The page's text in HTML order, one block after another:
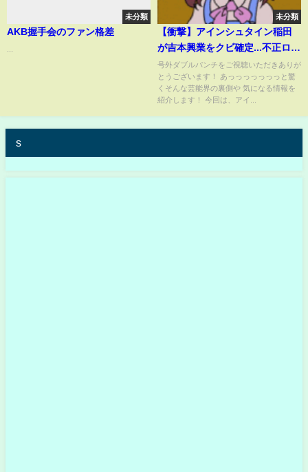
未分類
AKB握手会のファン格差
未分類
【衝撃】アインシュタイン稲田
が吉本興業をクビ確定...不正ログ
インの犯人探しが難航する実態
に驚きを隠せない...『人気お笑い
芸人』が先輩芸人に暴露された
号外ダブルパンチをご視聴いただきありが
とうございます！ あっっっっっっっと驚
くそんな芸能界の裏側や 気になる情報を
紹介します！ 今回は、アイ...
s